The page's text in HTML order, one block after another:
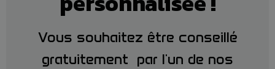
Vous souhaitez être conseillé
gratuitement par l'un de nos